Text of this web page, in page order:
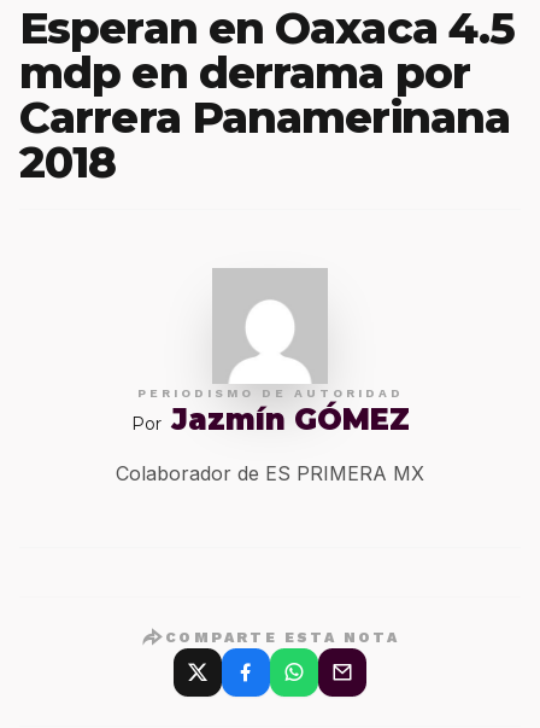
Esperan en Oaxaca 4.5
mdp en derrama por
Carrera Panamerinana
2018
PERIODISMO DE AUTORIDAD
Por Jazmín GÓMEZ
Colaborador de ES PRIMERA MX
COMPARTE ESTA NOTA